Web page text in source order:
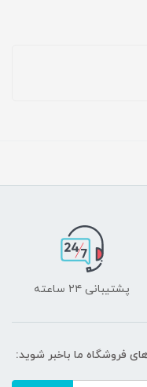
پشتیبانی ۲۴ ساعته
فروشگاه ما باخبر شوید: